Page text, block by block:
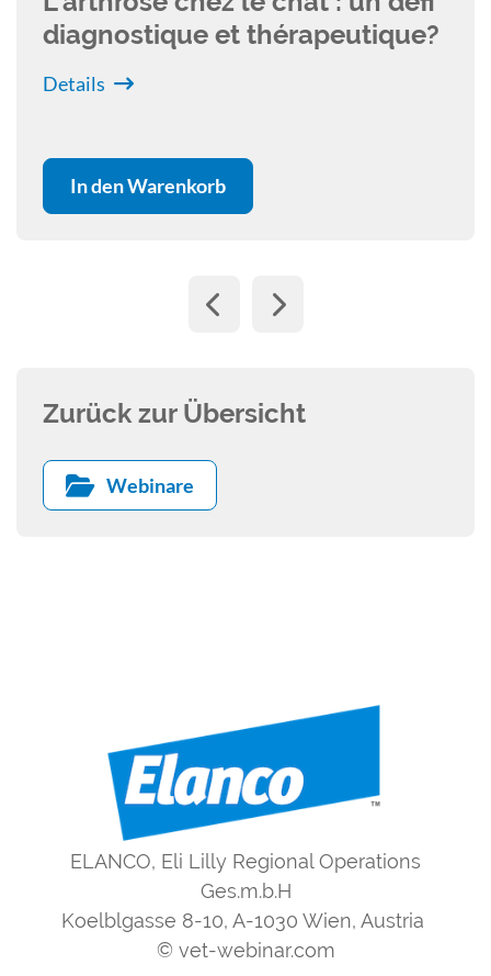
et thérapeutique?
In den Warenkorb
Zurück zur Übersicht
Webinare
ELANCO, Eli Lilly Regional Operations
Ges.m.b.H
Koelblgasse 8-10, A-1030 Wien, Austria
© vet-webinar.com